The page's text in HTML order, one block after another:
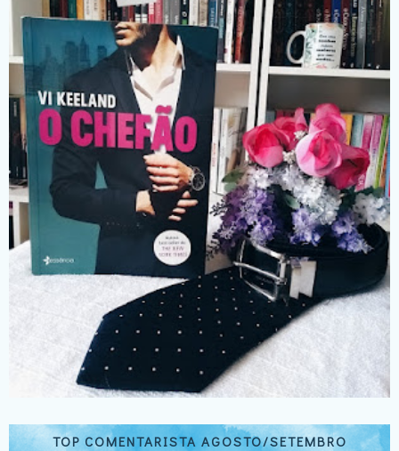
TOP COMENTARISTA AGOSTO/SETEMBRO